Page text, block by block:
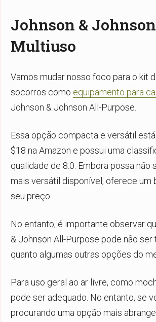
Johnson & Johnson
Multiuso
Vamos mudar nosso foco para o kit
socorros como equipamento para
Johnson & Johnson All-Purpose.
Essa opção compacta e versátil
$18 na Amazon e possui uma
qualidade de 8.0. Embora possa não
mais versátil disponível, oferece um
seu preço.
No entanto, é importante observar
& Johnson All-Purpose pode não ser
quanto algumas outras opções do
Para uso geral ao ar livre, como
pode ser adequado. No entanto, se
procurando uma opção mais